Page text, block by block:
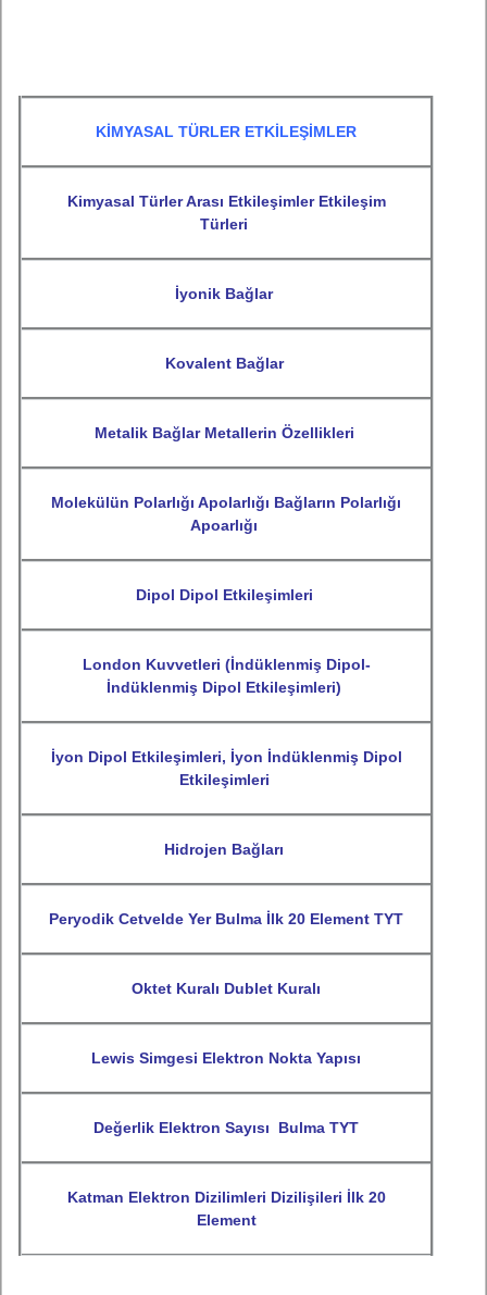
KİMYASAL TÜRLER ETKİLEŞİMLER
Kimyasal Türler Arası Etkileşimler Etkileşim
Türleri
İyonik Bağlar
Kovalent Bağlar
Metalik Bağlar Metallerin Özellikleri
Molekülün Polarlığı Apolarlığı Bağların Polarlığı
Apoarlığı
Dipol Dipol Etkileşimleri
London Kuvvetleri (İndüklenmiş Dipol-
İndüklenmiş Dipol Etkileşimleri)
İyon Dipol Etkileşimleri, İyon İndüklenmiş Dipol
Etkileşimleri
Hidrojen Bağları
Peryodik Cetvelde Yer Bulma İlk 20 Element TYT
Oktet Kuralı Dublet Kuralı
Lewis Simgesi Elektron Nokta Yapısı
Değerlik Elektron Sayısı Bulma TYT
Katman Elektron Dizilimleri Dizilişileri İlk 20
Element